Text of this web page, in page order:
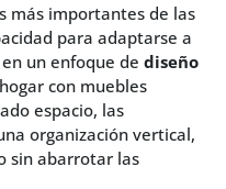
más importantes de las
para adaptarse a
un enfoque de diseño
con muebles
espacio, las
organización vertical,
sin abarrotar las